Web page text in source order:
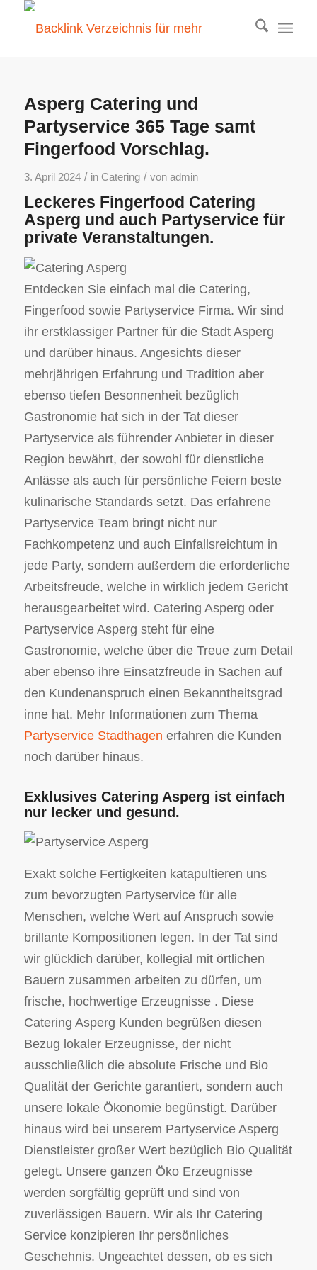
Asperg Catering und
Partyservice 365 Tage samt
Fingerfood Vorschlag.
3. April 2024 / in Catering / von admin
Leckeres Fingerfood Catering
Asperg und auch Partyservice für
private Veranstaltungen.
Entdecken Sie einfach mal die Catering,
Fingerfood sowie Partyservice Firma. Wir sind
ihr erstklassiger Partner für die Stadt Asperg
und darüber hinaus. Angesichts dieser
mehrjährigen Erfahrung und Tradition aber
ebenso tiefen Besonnenheit bezüglich
Gastronomie hat sich in der Tat dieser
Partyservice als führender Anbieter in dieser
Region bewährt, der sowohl für dienstliche
Anlässe als auch für persönliche Feiern beste
kulinarische Standards setzt. Das erfahrene
Partyservice Team bringt nicht nur
Fachkompetenz und auch Einfallsreichtum in
jede Party, sondern außerdem die erforderliche
Arbeitsfreude, welche in wirklich jedem Gericht
herausgearbeitet wird. Catering Asperg oder
Partyservice Asperg steht für eine
Gastronomie, welche über die Treue zum Detail
aber ebenso ihre Einsatzfreude in Sachen auf
den Kundenanspruch einen Bekanntheitsgrad
inne hat. Mehr Informationen zum Thema
Partyservice Stadthagen erfahren die Kunden
noch darüber hinaus.
Exklusives Catering Asperg ist einfach
nur lecker und gesund.
Exakt solche Fertigkeiten katapultieren uns
zum bevorzugten Partyservice für alle
Menschen, welche Wert auf Anspruch sowie
brillante Kompositionen legen. In der Tat sind
wir glücklich darüber, kollegial mit örtlichen
Bauern zusammen arbeiten zu dürfen, um
frische, hochwertige Erzeugnisse . Diese
Catering Asperg Kunden begrüßen diesen
Bezug lokaler Erzeugnisse, der nicht
ausschließlich die absolute Frische und Bio
Qualität der Gerichte garantiert, sondern auch
unsere lokale Ökonomie begünstigt. Darüber
hinaus wird bei unserem Partyservice Asperg
Dienstleister großer Wert bezüglich Bio Qualität
gelegt. Unsere ganzen Öko Erzeugnisse
werden sorgfältig geprüft und sind von
zuverlässigen Bauern. Wir als Ihr Catering
Service konzipieren Ihr persönliches
Geschehnis. Ungeachtet dessen, ob es sich